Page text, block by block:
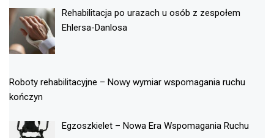
Rehabilitacja po urazach u osób z zespołem
Ehlersa-Danlosa
Roboty rehabilitacyjne – Nowy wymiar wspomagania ruchu
kończyn
Egzoszkielet – Nowa Era Wspomagania Ruchu